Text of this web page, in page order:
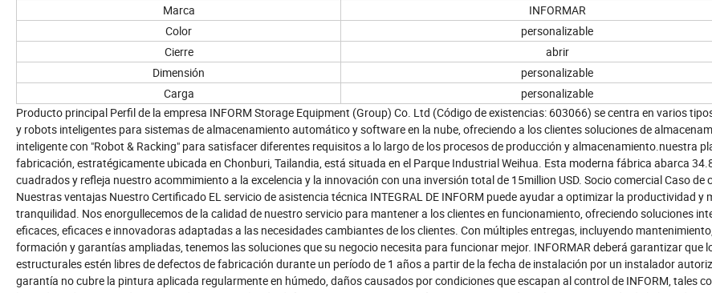
Marca
INFORMAR
Color
personalizable
Cierre
abrir
Dimensión
personalizable
Carga
personalizable
Producto principal Perfil de la empresa INFORM Storage Equipment (Group) Co. Ltd (Código de existencias: 603066) se centra en varios
y robots inteligentes para sistemas de almacenamiento automático y software en la nube, ofreciendo a los clientes soluciones de
inteligente con "Robot & Racking" para satisfacer diferentes requisitos a lo largo de los procesos de producción y almacenamiento.nuestra
fabricación, estratégicamente ubicada en Chonburi, Tailandia, está situada en el Parque Industrial Weihua. Esta moderna fábrica abarca
cuadrados y refleja nuestro acommimiento a la excelencia y la innovación con una inversión total de 15million USD. Socio comercial Caso de
Nuestras ventajas Nuestro Certificado EL servicio de asistencia técnica INTEGRAL DE INFORM puede ayudar a optimizar la productividad y
tranquilidad. Nos enorgullecemos de la calidad de nuestro servicio para mantener a los clientes en funcionamiento, ofreciendo soluciones
eficaces, eficaces e innovadoras adaptadas a las necesidades cambiantes de los clientes. Con múltiples entregas, incluyendo
formación y garantías ampliadas, tenemos las soluciones que su negocio necesita para funcionar mejor. INFORMAR deberá garantizar que
estructurales estén libres de defectos de fabricación durante un período de 1 años a partir de la fecha de instalación por un instalador
garantía no cubre la pintura aplicada regularmente en húmedo, daños causados por condiciones que escapan al control de INFORM, tales